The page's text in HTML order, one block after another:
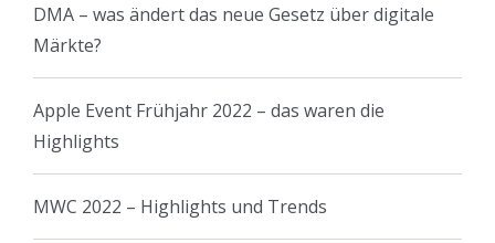
DMA – was ändert das neue Gesetz über digitale
Märkte?
Apple Event Frühjahr 2022 – das waren die
Highlights
MWC 2022 – Highlights und Trends